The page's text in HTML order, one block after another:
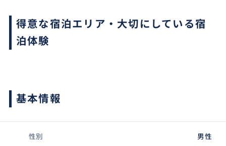
得意な宿泊エリア・大切にしている宿
泊体験
基本情報
性別 男性